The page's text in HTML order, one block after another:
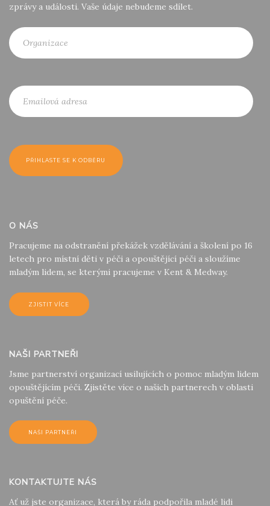
zprávy a události. Vaše údaje nebudeme sdílet.
O NÁS
Pracujeme na odstranění překážek vzdělávání a školení po 16
letech pro místní děti v péči a opouštějící péči a sloužíme
mladým lidem, se kterými pracujeme v Kent & Medway.
ZJISTIT VÍCE
NAŠI PARTNEŘI
Jsme partnerství organizací usilujících o pomoc mladým lidem
opouštějícím péči. Zjistěte více o našich partnerech v oblasti
opuštění péče.
NAŠI PARTNEŘI
KONTAKTUJTE NÁS
Ať už jste organizace, která by ráda podpořila mladé lidi